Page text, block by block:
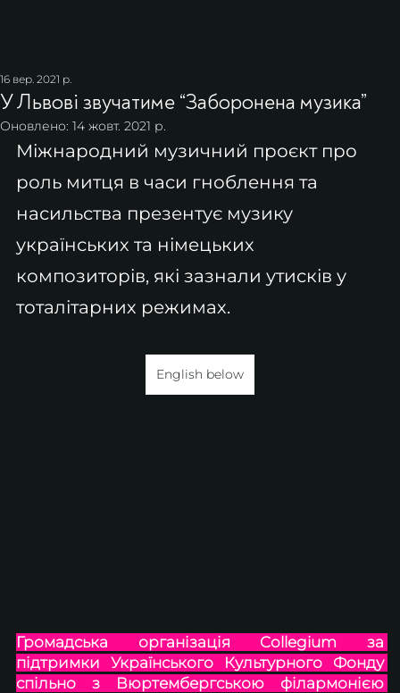
У Львові звучатиме “Заборонена музика”
16 вер. 2021 р.
Оновлено: 14 жовт. 2021 р.
Міжнародний музичний проєкт про
роль митця в часи гноблення та
насильства презентує музику
українських та німецьких
композиторів, які зазнали утисків у
тоталітарних режимах.
English below
Громадська організація Collegium за
підтримки Українського Культурного Фонду
спільно з Вюртембергською філармонією